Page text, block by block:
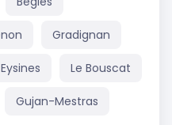
Gradignan
Eysines Le Bouscat
Gujan-Mestras